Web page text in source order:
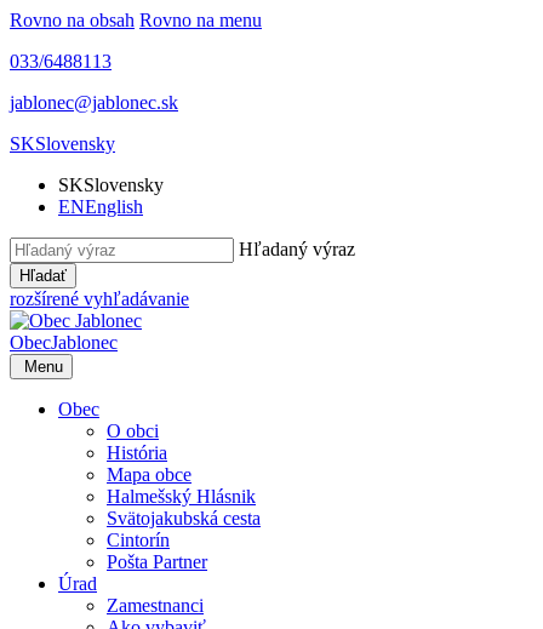
Rovno na obsah Rovno na menu
033/6488113
jablonec@jablonec.sk
SKSlovensky
SKSlovensky
ENEnglish
Hľadaný výraz
Hľadať
rozšírené vyhľadávanie
ObecJablonec
Menu
Obec
O obci
História
Mapa obce
Halmešský Hlásnik
Svätojakubská cesta
Cintorín
Pošta Partner
Úrad
Zamestnanci